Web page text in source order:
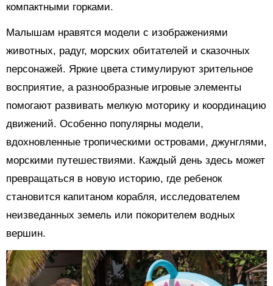
компактными горками.
Малышам нравятся модели с изображениями
животных, радуг, морских обитателей и сказочных
персонажей. Яркие цвета стимулируют зрительное
восприятие, а разнообразные игровые элементы
помогают развивать мелкую моторику и координацию
движений. Особенно популярны модели,
вдохновленные тропическими островами, джунглями,
морскими путешествиями. Каждый день здесь может
превращаться в новую историю, где ребенок
становится капитаном корабля, исследователем
неизведанных земель или покорителем водных
вершин.